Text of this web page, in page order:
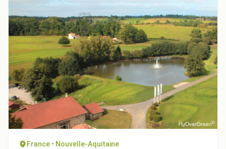
France • Nouvelle-Aquitaine
Integrate video